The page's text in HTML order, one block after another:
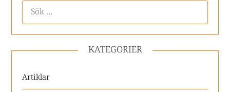
KATEGORIER
Artiklar